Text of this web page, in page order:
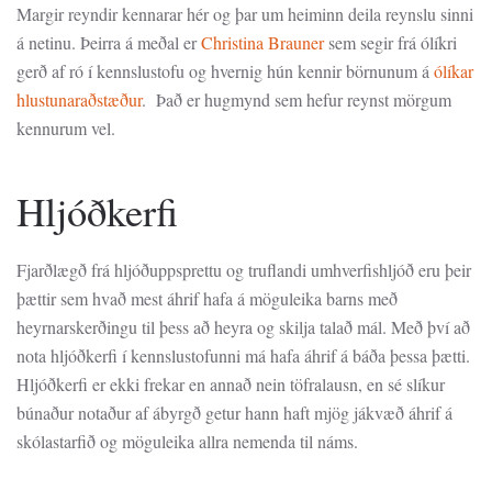
Margir reyndir kennarar hér og þar um heiminn deila reynslu sinni
á netinu. Þeirra á meðal erChristina Braunersem segir frá ólíkri
gerð af ró í kennslustofu og hvernig hún kennir börnunum á ólíkar
hlustunaraðstæður. Það er hugmynd sem hefur reynst mörgum
kennurum vel.
Hljóðkerfi
Fjarðlægð frá hljóðuppsprettu og truflandi umhverfishljóð eru þeir
þættir sem hvað mest áhrif hafa á möguleika barns með
heyrnarskerðingu til þess að heyra og skilja talað mál. Með því að
nota hljóðkerfi í kennslustofunni má hafa áhrif á báða þessa þætti.
Hljóðkerfi er ekki frekar en annað nein töfralausn, en sé slíkur
búnaður notaður af ábyrgð getur hann haft mjög jákvæð áhrif á
skólastarfið og möguleika allra nemenda til náms.